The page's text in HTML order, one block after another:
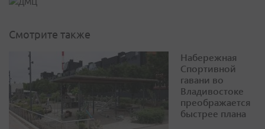
Смотрите также
Набережная
Спортивной
гавани во
Владивостоке
преображается
быстрее плана